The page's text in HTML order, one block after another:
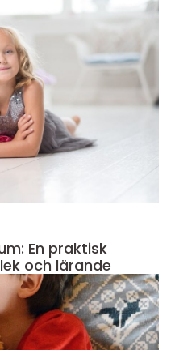
En praktisk
och lärande